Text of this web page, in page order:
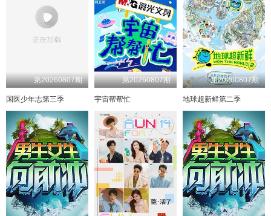
第20260807期
国医少年志第三季
第20260807期
宇宙帮帮忙
第20260807期
地球超新鲜第二季